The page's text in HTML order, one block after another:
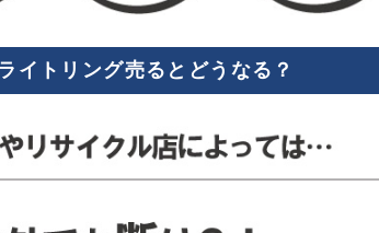
イトリング売るとどうなる？